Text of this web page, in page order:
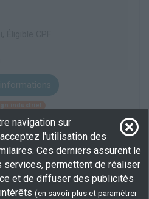
Voir cette recherche
consultant lesformations en
à Nice.
navigation sur
l'utilisation des
Ces derniers assurent le
services, permettent de réaliser
et de diffuser des publicités
(en savoir plus et paramétrer